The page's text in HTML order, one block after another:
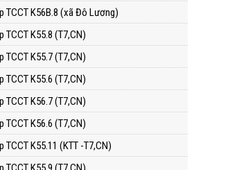
TCCT K56B.8 (xã Đô Lương)
TCCT K55.8 (T7,CN)
TCCT K55.7 (T7,CN)
TCCT K55.6 (T7,CN)
TCCT K56.7 (T7,CN)
TCCT K56.6 (T7,CN)
TCCT K55.11 (KTT -T7,CN)